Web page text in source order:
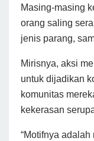
Masing-masing
orang saling
jenis parang,
Mirisnya, aksi
untuk dijadikan
komunitas
kekerasan
“Motifnya